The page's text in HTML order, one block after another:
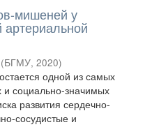
мишеней у
(БГМУ, 2020)
одной из самых
и социально-значимых
развития сердечно-
сосудистые и